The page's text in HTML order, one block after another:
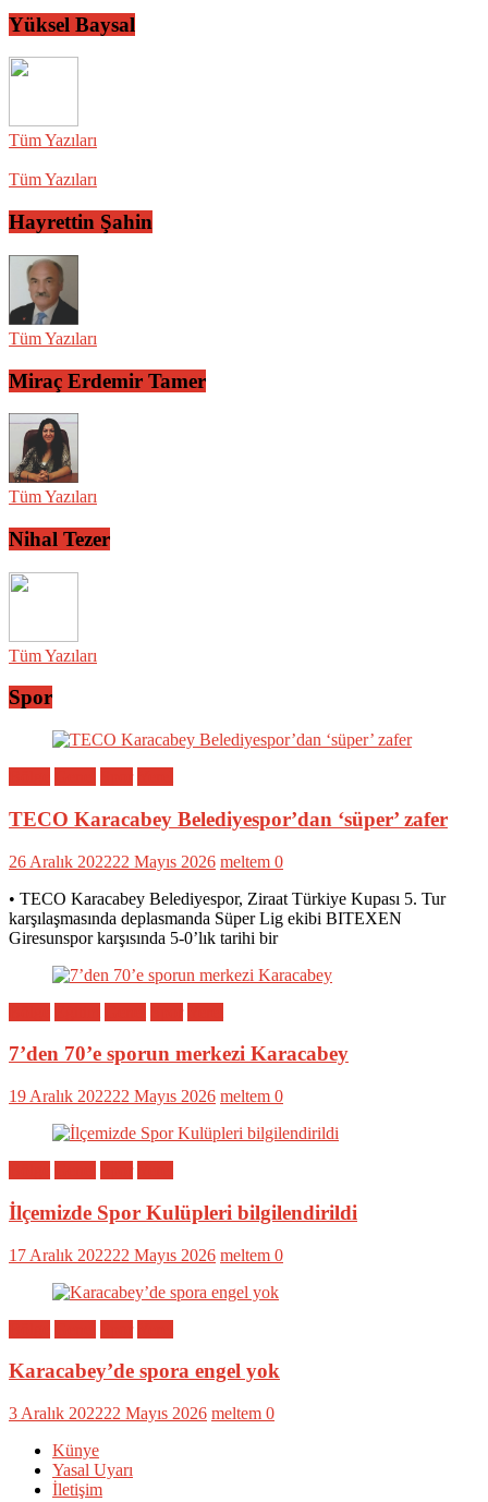
Yüksel Baysal
Tüm Yazıları
Tüm Yazıları
Hayrettin Şahin
Tüm Yazıları
Miraç Erdemir Tamer
Tüm Yazıları
Nihal Tezer
Tüm Yazıları
Spor
TECO Karacabey Belediyespor’dan ‘süper’ zafer
26 Aralık 202222 Mayıs 2026 meltem 0
• TECO Karacabey Belediyespor, Ziraat Türkiye Kupası 5. Tur
karşılaşmasında deplasmanda Süper Lig ekibi BITEXEN
Giresunspor karşısında 5-0’lık tarihi bir
7’den 70’e sporun merkezi Karacabey
19 Aralık 202222 Mayıs 2026 meltem 0
İlçemizde Spor Kulüpleri bilgilendirildi
17 Aralık 202222 Mayıs 2026 meltem 0
Karacabey’de spora engel yok
3 Aralık 202222 Mayıs 2026 meltem 0
Künye
Yasal Uyarı
İletişim